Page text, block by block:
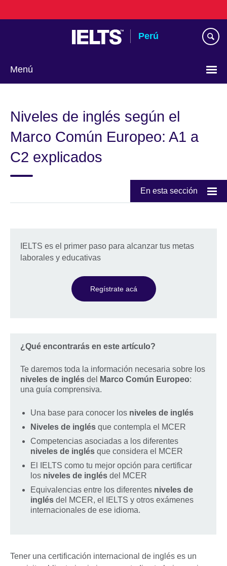
to
Perú
Menú
language
Niveles de inglés según el
Marco Común Europeo: A1 a
C2 explicados
En esta sección
IELTS es el primer paso para alcanzar tus metas
laborales y educativas
Regístrate acá
¿Qué encontrarás en este artículo?
Te daremos toda la información necesaria sobre los
niveles de inglés del Marco Común Europeo:
una guía comprensiva.
Una base para conocer los niveles de inglés
Niveles de inglés que contempla el MCER
Competencias asociadas a los diferentes
niveles de inglés que considera el MCER
El IELTS como tu mejor opción para certificar
los niveles de inglés del MCER
Equivalencias entre los diferentes niveles de
inglés del MCER, el IELTS y otros exámenes
internacionales de ese idioma.
Tener una certificación internacional de inglés es un